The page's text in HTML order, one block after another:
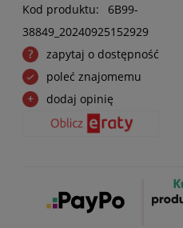
Kod produktu:
6B99-
38849_20240925152929
zapytaj o dostępność
poleć znajomemu
dodaj opinię